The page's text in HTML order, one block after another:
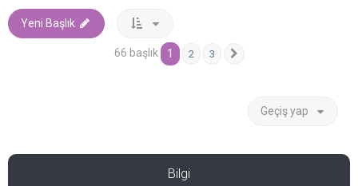
Yeni Başlık
66 başlık 1 2 3
Geçiş yap
Bilgi